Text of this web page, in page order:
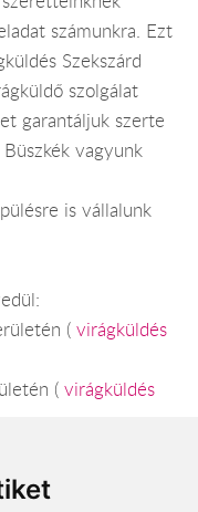
számunkra. Ezt
Szekszárd
szolgálat
garantáljuk szerte
vagyunk
is vállalunk
( virágküldés
( virágküldés
(